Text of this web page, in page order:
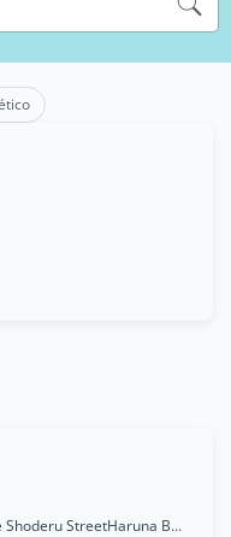
7, Barrister Olabisi Close, Off Amoke Shoderu StreetHaruna Bus stop, Ikorodu